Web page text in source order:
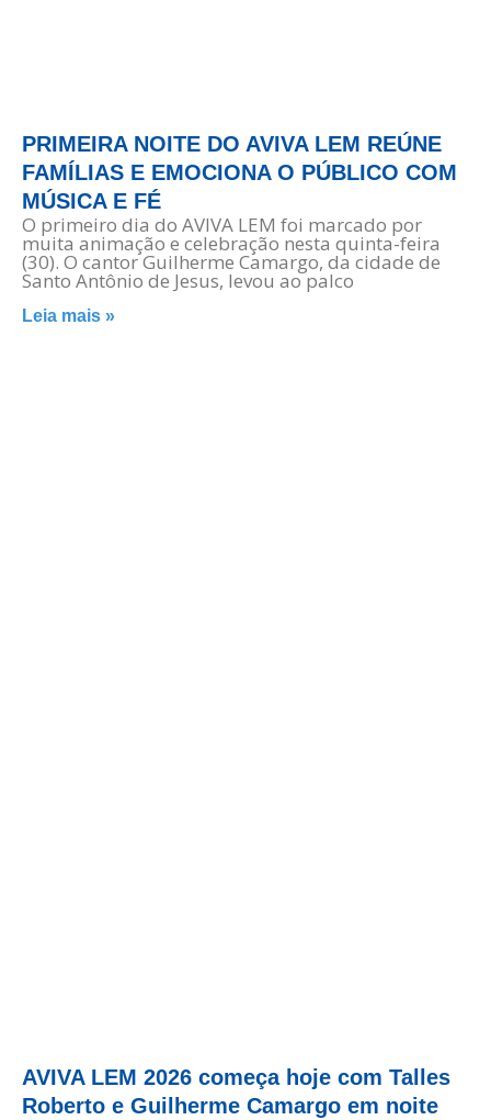
PRIMEIRA NOITE DO AVIVA LEM REÚNE
FAMÍLIAS E EMOCIONA O PÚBLICO COM
MÚSICA E FÉ
O primeiro dia do AVIVA LEM foi marcado por
muita animação e celebração nesta quinta-feira
(30). O cantor Guilherme Camargo, da cidade de
Santo Antônio de Jesus, levou ao palco
Leia mais »
AVIVA LEM 2026 começa hoje com Talles
Roberto e Guilherme Camargo em noite